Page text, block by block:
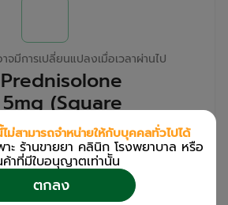
จมีการเปลี่ยนแปลงเมื่อเวลาผ่านไป
(Square
พาะร้านขายยา คลินิก และโรง
ม่สามารถจำหน่ายให้กับบุคคลทั่วไปได้
าะ ร้านขายยา คลินิก โรงพยาบาล หรือ
ค้าที่มีใบอนุญาตเท่านััน
ตกลง